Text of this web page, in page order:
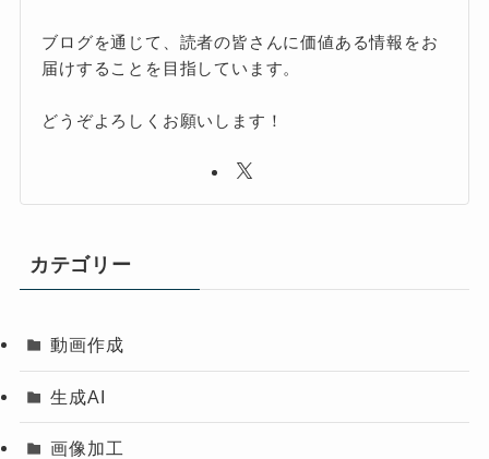
ブログを通じて、読者の皆さんに価値ある情報をお
届けすることを目指しています。
どうぞよろしくお願いします！
カテゴリー
動画作成
生成AI
画像加工